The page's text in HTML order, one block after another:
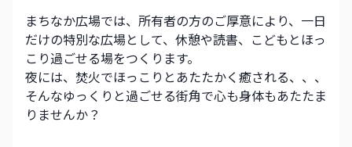
まちなか広場では、所有者の方のご厚意により、一日
だけの特別な広場として、休憩や読書、こどもとほっ
こり過ごせる場をつくります。
夜には、焚火でほっこりとあたたかく癒される、、、
そんなゆっくりと過ごせる街角で心も身体もあたたま
りませんか？